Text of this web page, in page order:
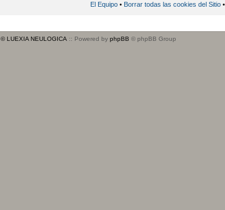
El Equipo • Borrar todas las cookies del Sitio
© LUEXIA NEULOGICA :: Powered by phpBB © phpBB Group